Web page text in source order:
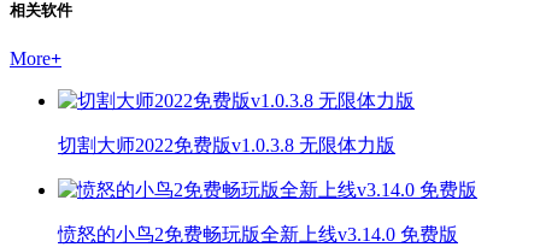
相关软件
More+
切割大师2022免费版v1.0.3.8 无限体力版
愤怒的小鸟2免费畅玩版全新上线v3.14.0 免费版